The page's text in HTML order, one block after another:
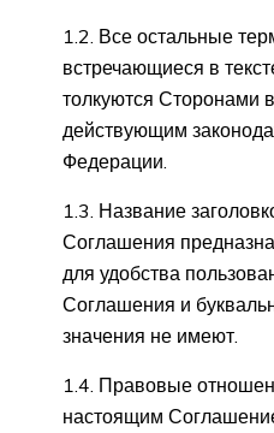
1.2. Все остальные
встречающиеся в
толкуются Сторонами
действующим
Федерации.
1.3. Название
Соглашения
для удобства
Соглашения и
значения не имеют.
1.4. Правовые
настоящим